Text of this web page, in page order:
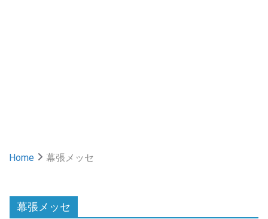
Home 幕張メッセ
幕張メッセ